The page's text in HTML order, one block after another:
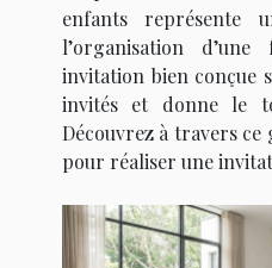
enfants représente
l’organisation
invitation bien conçue
invités et donne le
Découvrez à travers ce
pour réaliser une